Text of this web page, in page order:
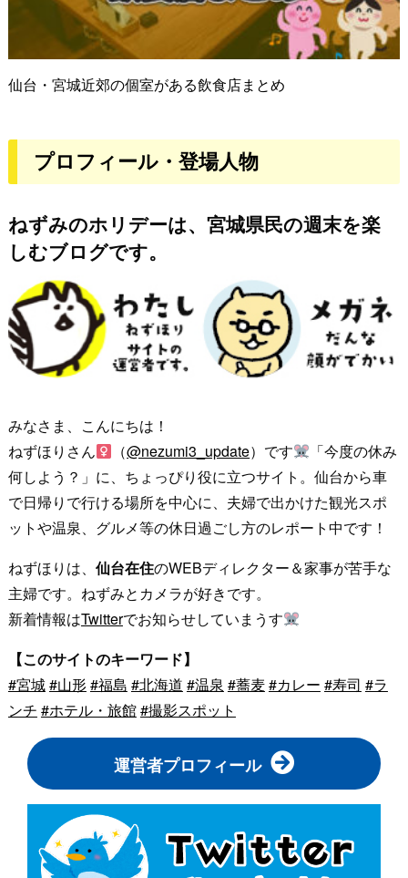
仙台・宮城近郊の個室がある飲食店まとめ
プロフィール・登場人物
ねずみのホリデーは、宮城県民の週末を楽
しむブログです。
みなさま、こんにちは！
ねずほりさん
（@nezumi3_update）です
「今度の休み
何しよう？」に、ちょっぴり役に立つサイト。仙台から車
で日帰りで行ける場所を中心に、夫婦で出かけた観光スポ
ットや温泉、グルメ等の休日過ごし方のレポート中です！
ねずほりは、 仙台在住のWEBディレクター＆家事が苦手な
主婦です。ねずみとカメラが好きです。
新着情報はTwitterでお知らせしていまうす
【このサイトのキーワード】
#宮城#山形#福島 #北海道 #温泉 #蕎麦#カレー #寿司 #ラ
ンチ #ホテル・旅館#撮影スポット
運営者プロフィール